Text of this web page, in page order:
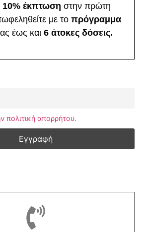
10% έκπτωση στην πρώτη
με το πρόγραμμα
έως και 6 άτοκες δόσεις.
πολιτική απορρήτου.